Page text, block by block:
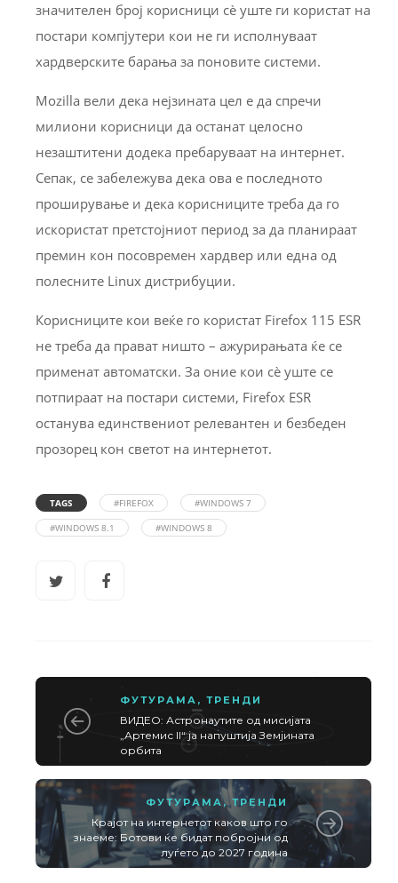
значителен број корисници сè уште ги користат на
постари компјутери кои не ги исполнуваат
хардверските барања за поновите системи.
Mozilla вели дека нејзината цел е да спречи
милиони корисници да останат целосно
незаштитени додека пребаруваат на интернет.
Сепак, се забележува дека ова е последното
проширување и дека корисниците треба да го
искористат претстојниот период за да планираат
премин кон посовремен хардвер или една од
полесните Linux дистрибуции.
Корисниците кои веќе го користат Firefox 115 ESR
не треба да прават ништо – ажурирањата ќе се
применат автоматски. За оние кои сè уште се
потпираат на постари системи, Firefox ESR
останува единствениот релевантен и безбеден
прозорец кон светот на интернетот.
TAGS #FIREFOX
#WINDOWS 7
#WINDOWS 8.1
#WINDOWS 8
ФУТУРАМА , ТРЕНДИ
ВИДЕО: Астронаутите од мисијата
„Артемис II“ ја напуштија Земјината
орбита
ФУТУРАМА,ТРЕНДИ
Крајот на интернетот каков што го
знаеме: Ботови ќе бидат побројни од
луѓето до 2027 година